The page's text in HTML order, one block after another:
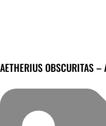
AETHERIUS OBSCURITAS